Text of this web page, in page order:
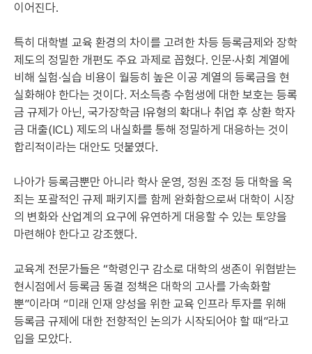
이어진다.
특히 대학별 교육 환경의 차이를 고려한 차등 등록금제와 장학
제도의 정밀한 개편도 주요 과제로 꼽혔다. 인문·사회 계열에
비해 실험·실습 비용이 월등히 높은 이공 계열의 등록금을 현
실화해야 한다는 것이다. 저소득층 수험생에 대한 보호는 등록
금 규제가 아닌, 국가장학금 I유형의 확대나 취업 후 상환 학자
금 대출(ICL) 제도의 내실화를 통해 정밀하게 대응하는 것이
합리적이라는 대안도 덧붙였다.
나아가 등록금뿐만 아니라 학사 운영, 정원 조정 등 대학을 옥
죄는 포괄적인 규제 패키지를 함께 완화함으로써 대학이 시장
의 변화와 산업계의 요구에 유연하게 대응할 수 있는 토양을
마련해야 한다고 강조했다.
교육계 전문가들은 “학령인구 감소로 대학의 생존이 위협받는
현시점에서 등록금 동결 정책은 대학의 고사를 가속화할
뿐”이라며 “미래 인재 양성을 위한 교육 인프라 투자를 위해
등록금 규제에 대한 전향적인 논의가 시작되어야 할 때”라고
입을 모았다.